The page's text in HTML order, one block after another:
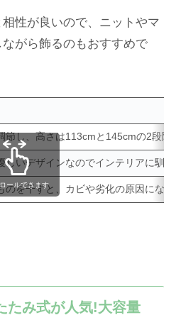
性が良いので、ニットやマ
がら飾るのもおすすめで
節し、高さは113cmと145cmの2段階
しいデザインなのでインテリアに馴
のを干すと、カビや劣化の原因になる
ールできます
たみ式が人気!大容量